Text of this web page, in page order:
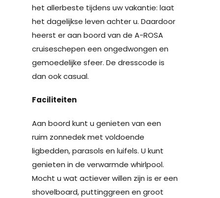
het allerbeste tijdens uw vakantie: laat
het dagelijkse leven achter u. Daardoor
heerst er aan boord van de A-ROSA
cruiseschepen een ongedwongen en
gemoedelijke sfeer. De dresscode is
dan ook casual.
Faciliteiten
Aan boord kunt u genieten van een
ruim zonnedek met voldoende
ligbedden, parasols en luifels. U kunt
genieten in de verwarmde whirlpool.
Mocht u wat actiever willen zijn is er een
shovelboard, puttinggreen en groot